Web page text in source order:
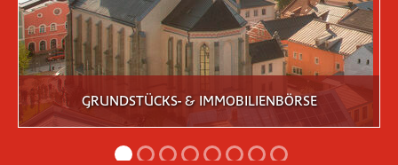
GRUNDSTÜCKS- & IMMOBILIENBÖRSE